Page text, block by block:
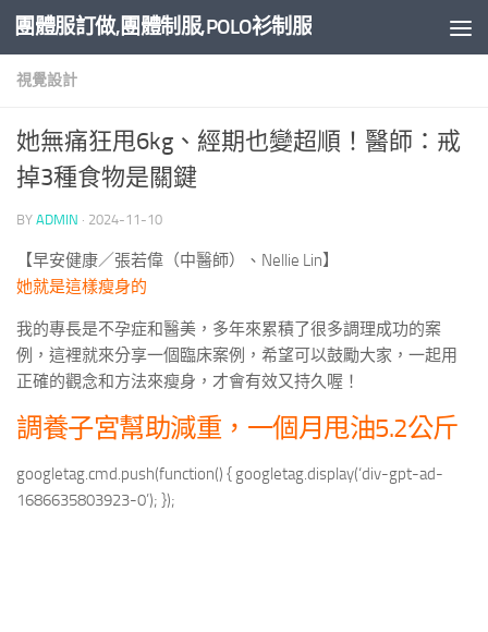
Skip to content
團體服訂做,團體制服,POLO衫制服
視覺設計
她無痛狂甩6kg、經期也變超順！醫師：戒
掉3種食物是關鍵
BY ADMIN · 2024-11-10
【早安健康／張若偉（中醫師）、Nellie Lin】
她就是這樣瘦身的
我的專長是不孕症和醫美，多年來累積了很多調理成功的案
例，這裡就來分享一個臨床案例，希望可以鼓勵大家，一起用
正確的觀念和方法來瘦身，才會有效又持久喔！
調養子宮幫助減重，一個月甩油5.2公斤
googletag.cmd.push(function() { googletag.display(‘div-gpt-ad-
1686635803923-0’); });